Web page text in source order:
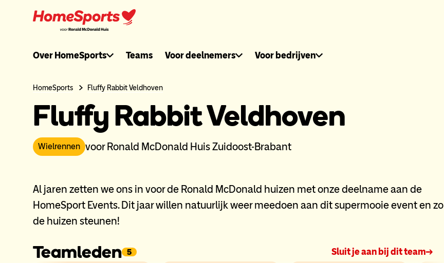
Ronaldmcdonaldhuis.nl
header
menu
Over HomeSports Teams Voor deelnemers Voor bedrijven
HomeSports Fluffy Rabbit Veldhoven
Fluffy Rabbit Veldhoven
Wielrennen voor Ronald McDonald Huis Zuidoost-Brabant
Al jaren zetten we ons in voor de Ronald McDonald huizen met onze deelname aan de
HomeSport Events. Dit jaar willen natuurlijk weer meedoen aan dit supermooie event en zo
de huizen steunen!
Teamleden 5 Sluit je aan bij dit team